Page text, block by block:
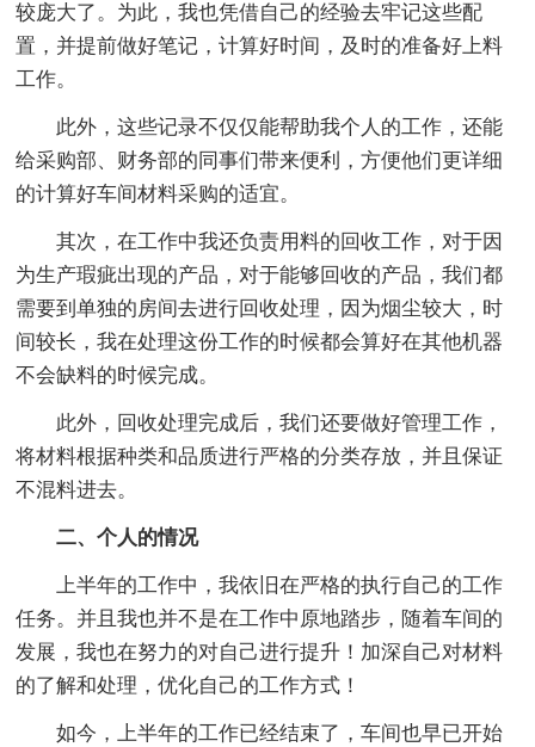
较庞大了。为此，我也凭借自己的经验去牢记这些配
置，并提前做好笔记，计算好时间，及时的准备好上料
工作。
此外，这些记录不仅仅能帮助我个人的工作，还能
给采购部、财务部的同事们带来便利，方便他们更详细
的计算好车间材料采购的适宜。
其次，在工作中我还负责用料的回收工作，对于因
为生产瑕疵出现的产品，对于能够回收的产品，我们都
需要到单独的房间去进行回收处理，因为烟尘较大，时
间较长，我在处理这份工作的时候都会算好在其他机器
不会缺料的时候完成。
此外，回收处理完成后，我们还要做好管理工作，
将材料根据种类和品质进行严格的分类存放，并且保证
不混料进去。
二、个人的情况
上半年的工作中，我依旧在严格的执行自己的工作
任务。并且我也并不是在工作中原地踏步，随着车间的
发展，我也在努力的对自己进行提升！加深自己对材料
的了解和处理，优化自己的工作方式！
如今，上半年的工作已经结束了，车间也早已开始